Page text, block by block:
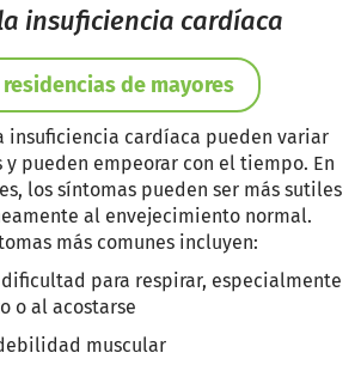
insuficiencia cardíaca
de mayores
insuficiencia cardíaca pueden variar
y pueden empeorar con el tiempo. En
los síntomas pueden ser más sutiles
al envejecimiento normal.
más comunes incluyen:
para respirar, especialmente
o al acostarse
muscular